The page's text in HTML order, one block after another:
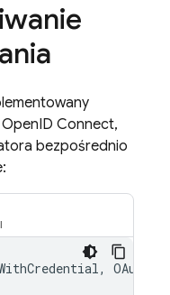
Connect,
bezpośrednio
,